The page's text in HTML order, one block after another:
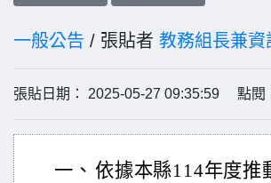
一般公告 / 張貼者 教務組長兼資
張貼日期： 2025-05-27 09:35:59 點閱
一、 依據本縣114年度